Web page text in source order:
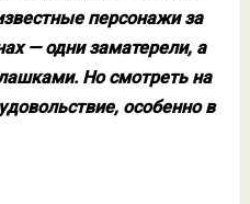
персонажи за
— одни заматерели, а
Но смотреть на
особенно в